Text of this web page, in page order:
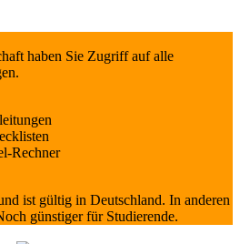
haben Sie Zugriff auf alle
Rechner
ist gültig in Deutschland. In anderen
günstiger für Studierende.